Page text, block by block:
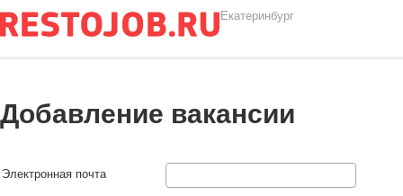
Екатеринбург
Добавление вакансии
Электронная почта